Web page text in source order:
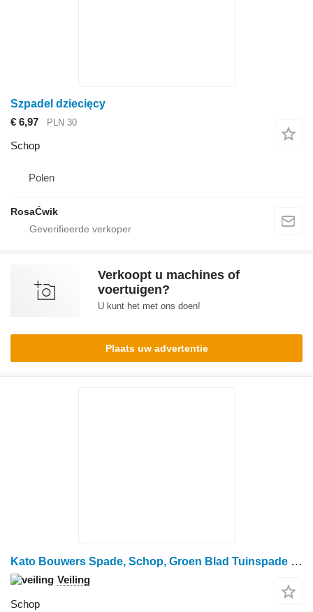
Szpadel dziecięcy
€ 6,97
PLN 30
Schop
Polen
RosaĆwik
Verkoopt u machines of
voertuigen?
U kunt het met ons doen!
Plaats uw advertentie
Kato Bouwers Spade, Schop, Groen Blad Tuinspade (3 stuks)
Veiling
Schop